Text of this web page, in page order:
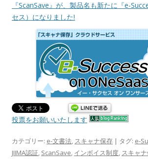
『ScanSave』が、製品名も新たに『e-
セス）になりました!
投票をお願いいたします
カテゴリー: e-文書法, スキャナ保存 | タグ: e-
JIIMA認証, ScanSave, インボイス制度, スキャ